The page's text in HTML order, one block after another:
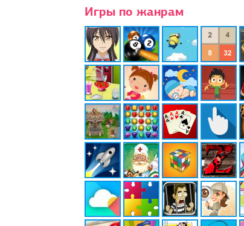
Игры по жанрам